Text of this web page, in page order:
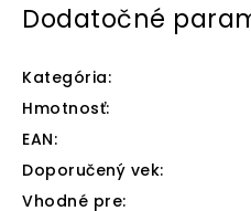
Dodatočné
Kategória:
Hmotnosť:
EAN:
Doporučený vek:
Vhodné pre: